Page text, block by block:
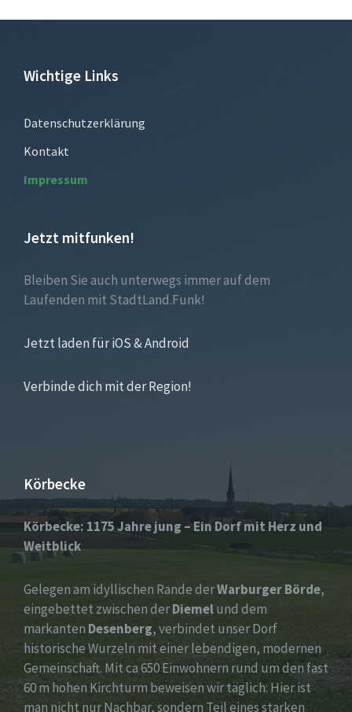
Wichtige Links
Datenschutzerklärung
Kontakt
Impressum
Jetzt mitfunken!
Bleiben Sie auch unterwegs immer auf dem
Laufenden mit StadtLand.Funk!
Jetzt laden für iOS & Android
Verbinde dich mit der Region!
Körbecke
Körbecke: 1175 Jahre jung – Ein Dorf mit Herz und
Weitblick
Gelegen am idyllischen Rande derWarburger Börde,
eingebettet zwischen derDiemelund dem
markanten Desenberg, verbindet unser Dorf
historische Wurzeln mit einer lebendigen, modernen
Gemeinschaft. Mit ca 650 Einwohnern rund um den fast
60 m hohen Kirchturm beweisen wir täglich: Hier ist
man nicht nur Nachbar, sondern Teil eines starken